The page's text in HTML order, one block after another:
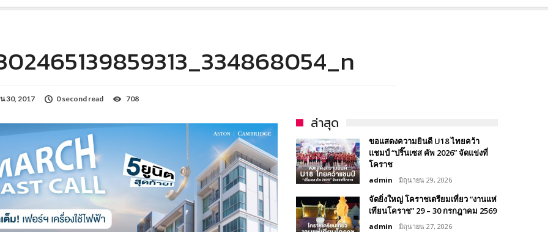
30, 2017 0 second read 708
ล่าสุด
ขอแสดงความยินดี U18 ไทยคว้า
แชมป์ “ปริ๊นเซส คัพ 2026” จัดแข่งที่
โคราช
admin มิถุนายน 29, 2026
จัดยิ่งใหญ่ โคราชเตรียมเที่ยว “งานแห่
เทียนโคราช” 29 – 30 กรกฎาคม 2569
admin มิถุนายน 27, 2026